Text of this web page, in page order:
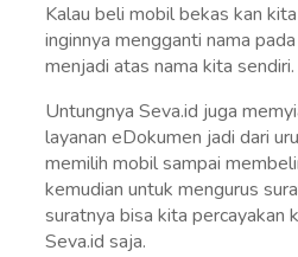
Kalau beli mobil bekas kan kita
inginnya mengganti nama
menjadi atas nama kita sendiri.
Untungnya Seva.id juga
layanan eDokumen jadi dari
memilih mobil sampai
kemudian untuk mengurus
suratnya bisa kita percayakan
Seva.id saja.